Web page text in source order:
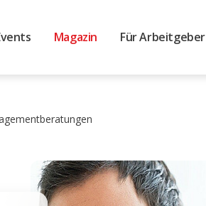
Magazin Für Arbeitgeber